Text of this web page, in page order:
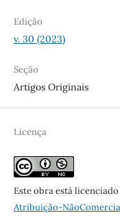
Edição
v. 30 (2023)
Seção
Artigos Originais
Licença
Este obra está
Atribuição-